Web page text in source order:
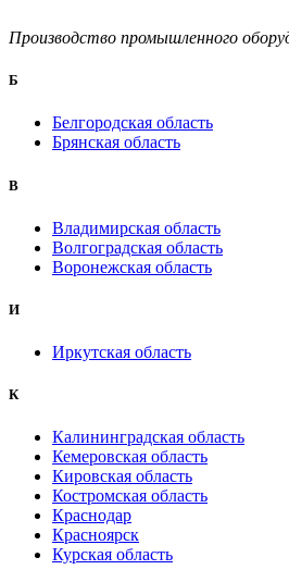
Производство промышленного
Б
Белгородская область
Брянская область
B
Владимирская область
Волгоградская область
Воронежская область
И
Иркутская область
К
Калининградская область
Кемеровская область
Кировская область
Костромская область
Краснодар
Красноярск
Курская область